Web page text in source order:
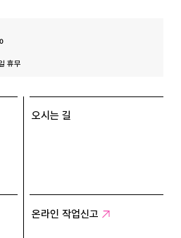
휴무
오시는 길
온라인 작업신고